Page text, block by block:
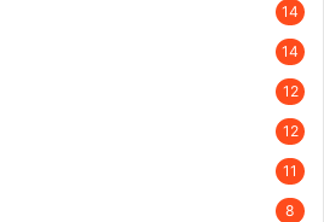
14
14
12
12
11
8